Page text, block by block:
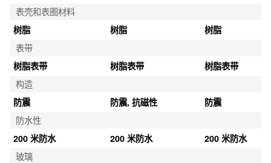
表壳和表圈材料
树脂
树脂
树脂
表带
树脂表带
树脂表带
树脂表带
构造
防震
防震, 抗磁性
防震
防水性
200 米防水
200 米防水
200 米防水
玻璃